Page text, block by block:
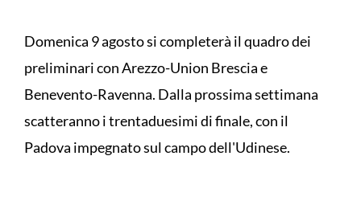
Domenica 9 agosto si completerà il quadro dei
preliminari con Arezzo-Union Brescia e
Benevento-Ravenna. Dalla prossima settimana
scatteranno i trentaduesimi di finale, con il
Padova impegnato sul campo dell'Udinese.